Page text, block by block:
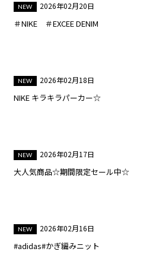
2026年02月20日
＃NIKE ＃EXCEE DENIM
2026年02月18日
NIKE キラキラパーカー☆
2026年02月17日
大人気商品☆期間限定セール中☆
2026年02月16日
#adidas#かぎ編みニット